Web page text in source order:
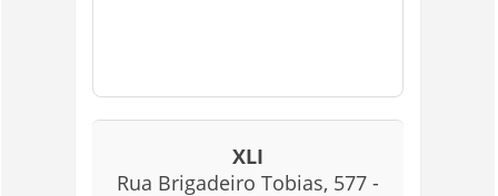
XLI
Rua Brigadeiro Tobias, 577 -